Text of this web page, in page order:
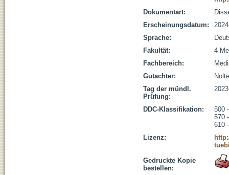
Dokumentart:
Erscheinungsdatum:
Sprache:
Fakultät:
4
Fachbereich:
Gutachter:
Tag der mündl.
Prüfung:
DDC-Klassifikation:
500
570
610
Lizenz:
Gedruckte Kopie
bestellen: